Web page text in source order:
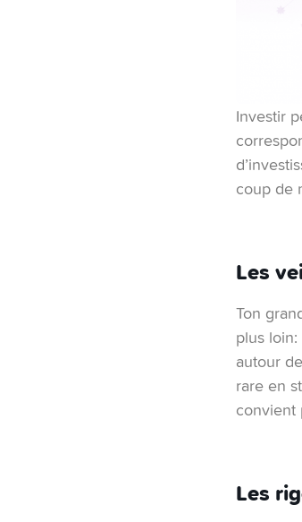
Investir
coup de
Les
Ton
plus
autour
rare en
convient
Les